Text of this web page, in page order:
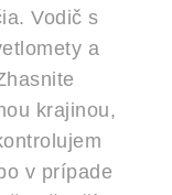
Vodič s
a
krajinou,
v prípade